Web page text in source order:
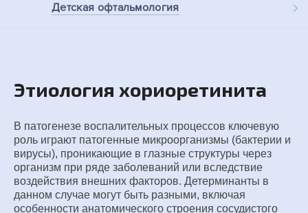
Детская офтальмология
Этиология хориоретинита
В патогенезе воспалительных процессов ключевую
роль играют патогенные микроорганизмы (бактерии и
вирусы), проникающие в глазные структуры через
организм при ряде заболеваний или вследствие
воздействия внешних факторов. Детерминанты в
данном случае могут быть разными, включая
особенности анатомического строения сосудистого